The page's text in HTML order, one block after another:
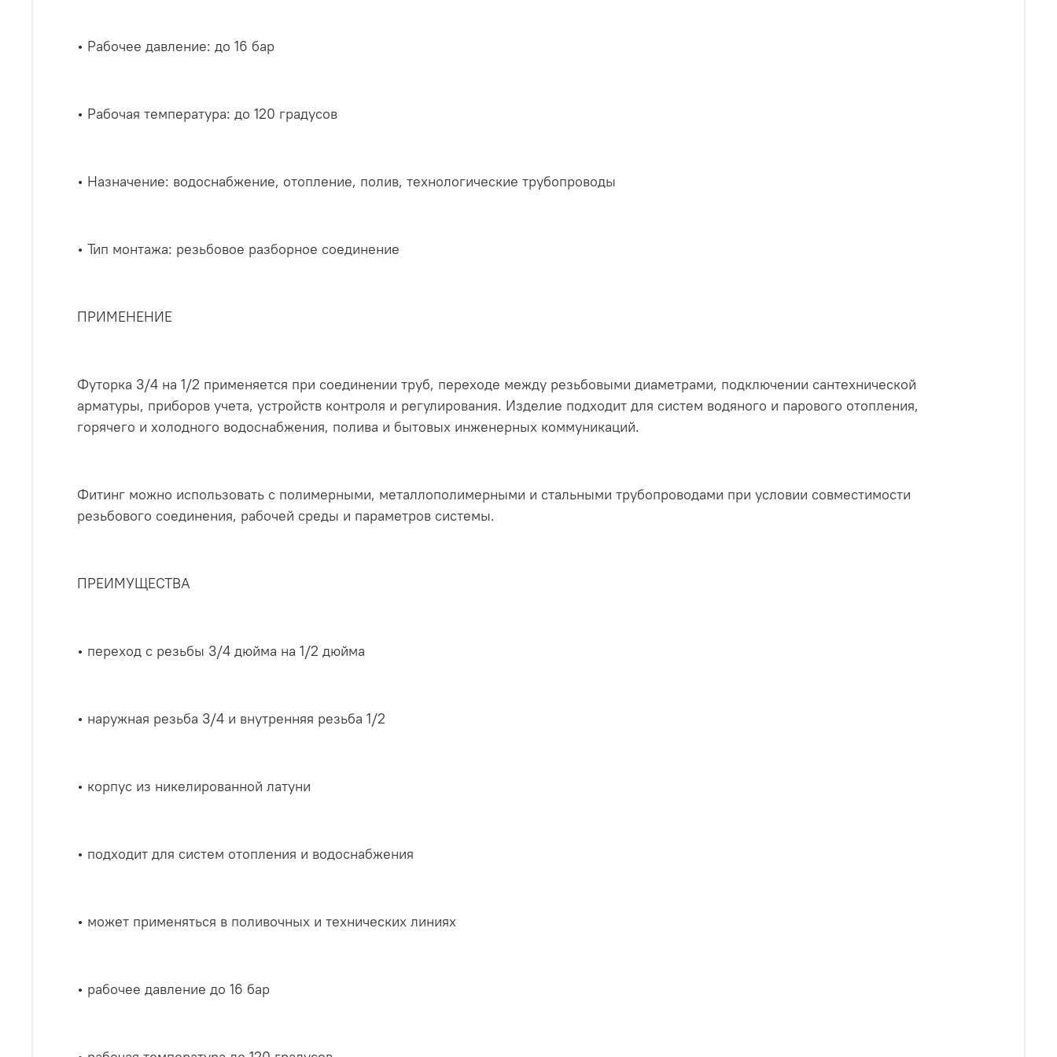
• Рабочее давление: до 16 бар
• Рабочая температура: до 120 градусов
• Назначение: водоснабжение, отопление, полив, технологические трубопроводы
• Тип монтажа: резьбовое разборное соединение
ПРИМЕНЕНИЕ
Футорка 3/4 на 1/2 применяется при соединении труб, переходе между резьбовыми диаметрами, подключении сантехнической
арматуры, приборов учета, устройств контроля и регулирования. Изделие подходит для систем водяного и парового отопления,
горячего и холодного водоснабжения, полива и бытовых инженерных коммуникаций.
Фитинг можно использовать с полимерными, металлополимерными и стальными трубопроводами при условии совместимости
резьбового соединения, рабочей среды и параметров системы.
ПРЕИМУЩЕСТВА
• переход с резьбы 3/4 дюйма на 1/2 дюйма
• наружная резьба 3/4 и внутренняя резьба 1/2
• корпус из никелированной латуни
• подходит для систем отопления и водоснабжения
• может применяться в поливочных и технических линиях
• рабочее давление до 16 бар